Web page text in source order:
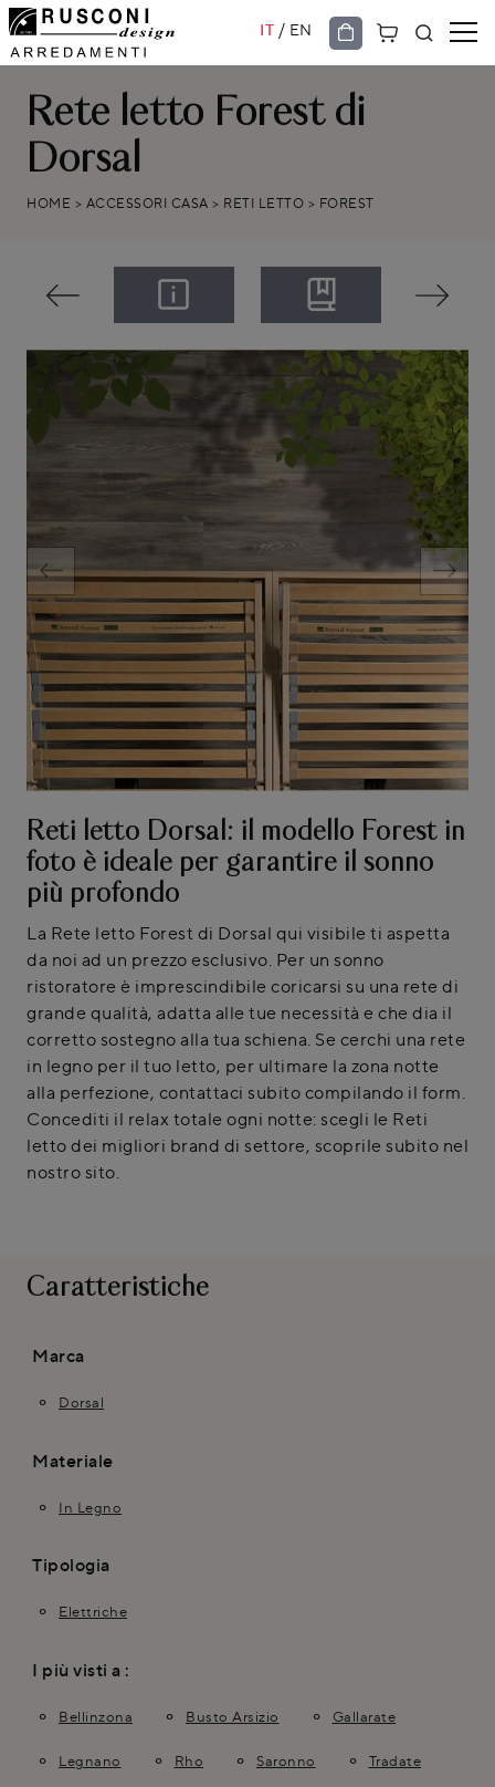
IT / EN
Rete letto Forest di
Dorsal
HOME > ACCESSORI CASA > RETI LETTO > FOREST
Reti letto Dorsal: il modello Forest in
foto è ideale per garantire il sonno
più profondo
La Rete letto Forest di Dorsal qui visibile ti aspetta
da noi ad un prezzo esclusivo. Per un sonno
ristoratore è imprescindibile coricarsi su una rete di
grande qualità, adatta alle tue necessità e che dia il
corretto sostegno alla tua schiena. Se cerchi una rete
in legno per il tuo letto, per ultimare la zona notte
alla perfezione, contattaci subito compilando il form.
Concediti il relax totale ogni notte: scegli le Reti
letto dei migliori brand di settore, scoprile subito nel
nostro sito.
Caratteristiche
Marca
Dorsal
Materiale
In Legno
Tipologia
Elettriche
I più visti a :
Bellinzona Busto Arsizio Gallarate
Legnano Rho Saronno Tradate